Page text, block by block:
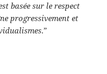
basée sur le respect
progressivement et
.”